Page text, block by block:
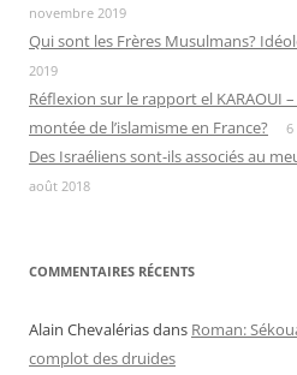
novembre 2019
Qui sont les Frères Musulmans?
2019
Réflexion sur le rapport el KARAOUI
montée de l’islamisme en France?
6
Des Israéliens sont-ils associés au
août 2018
COMMENTAIRES RÉCENTS
Alain Chevalériasdans Roman:
complot des druides